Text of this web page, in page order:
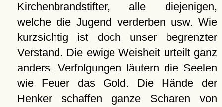
Kirchenbrandstifter, alle diejenigen,
welche die Jugend verderben usw. Wie
kurzsichtig ist doch unser begrenzter
Verstand. Die ewige Weisheit urteilt ganz
anders. Verfolgungen läutern die Seelen
wie Feuer das Gold. Die Hände der
Henker schaffen ganze Scharen von